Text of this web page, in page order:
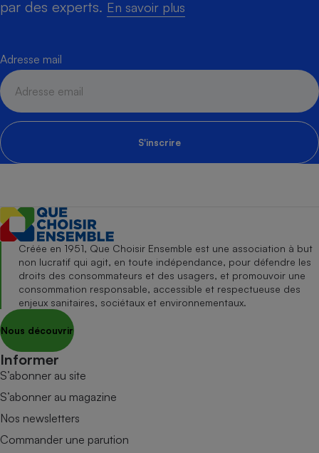
par des experts. En savoir plus
Adresse mail
S'inscrire
Créée en 1951, Que Choisir Ensemble est une association à but
non lucratif qui agit, en toute indépendance, pour défendre les
droits des consommateurs et des usagers, et promouvoir une
consommation responsable, accessible et respectueuse des
enjeux sanitaires, sociétaux et environnementaux.
Nous découvrir
Informer
S’abonner au site
S’abonner au magazine
Nos newsletters
Commander une parution